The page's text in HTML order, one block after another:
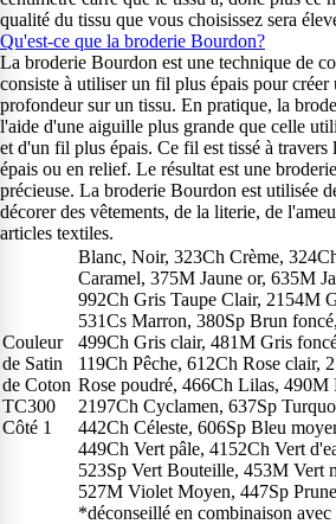
qualité du tissu que vous choisissez sera
Qu'est-ce que la broderie Bourdon?
La broderie Bourdon est une technique de
consiste à utiliser un fil plus épais pour
profondeur sur un tissu. En pratique, la
l'aide d'une aiguille plus grande que celle
et d'un fil plus épais. Ce fil est tissé à travers
épais ou en relief. Le résultat est une
précieuse. La broderie Bourdon est utilisée
décorer des vêtements, de la literie, de
articles textiles.
Couleur
de Satin
de Coton
TC300
Côté 1
Blanc, Noir, 323Ch Crème,
Caramel, 375M Jaune or, 635M
992Ch Gris Taupe Clair, 2154M
531Cs Marron, 380Sp Brun
499Ch Gris clair, 481M Gris
119Ch Pêche, 612Ch Rose clair,
Rose poudré, 466Ch Lilas, 490M
2197Ch Cyclamen, 637Sp
442Ch Céleste, 606Sp Bleu
449Ch Vert pâle, 4152Ch Vert
523Sp Vert Bouteille, 453M Vert
527M Violet Moyen, 447Sp
*déconseillé en combinaison avec